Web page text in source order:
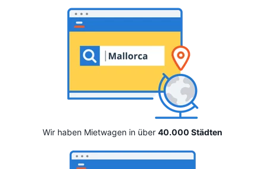
Wir haben Mietwagen in über 40.000 Städten